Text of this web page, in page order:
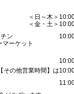
＜日～木＞
＜金・土＞
ン
ーケット
その他営業時間】は